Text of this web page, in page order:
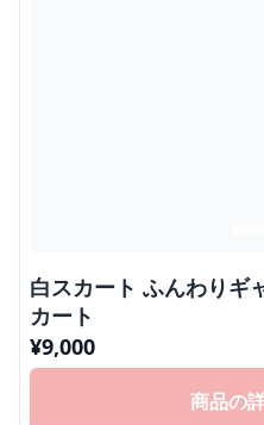
白スカート ふんわりギ
カート
¥9,000
商品の